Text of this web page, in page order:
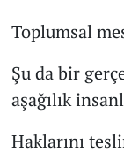
Toplumsal
Şu da bir
aşağılık
Haklarını